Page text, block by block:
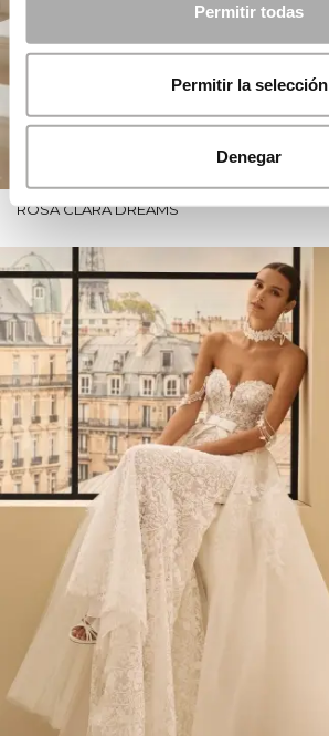
Permitir todas
Permitir la selección
Denegar
ROSA CLARÁ DREAMS